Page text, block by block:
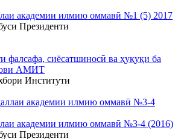
академии илмию оммавӣ №1 (5) 2017
Президенти
фалсафа, сиёсатшиносӣ ва ҳуқуқи ба
АМИТ
Институти
академии илмию оммавӣ №3-4 (2016)
Президенти